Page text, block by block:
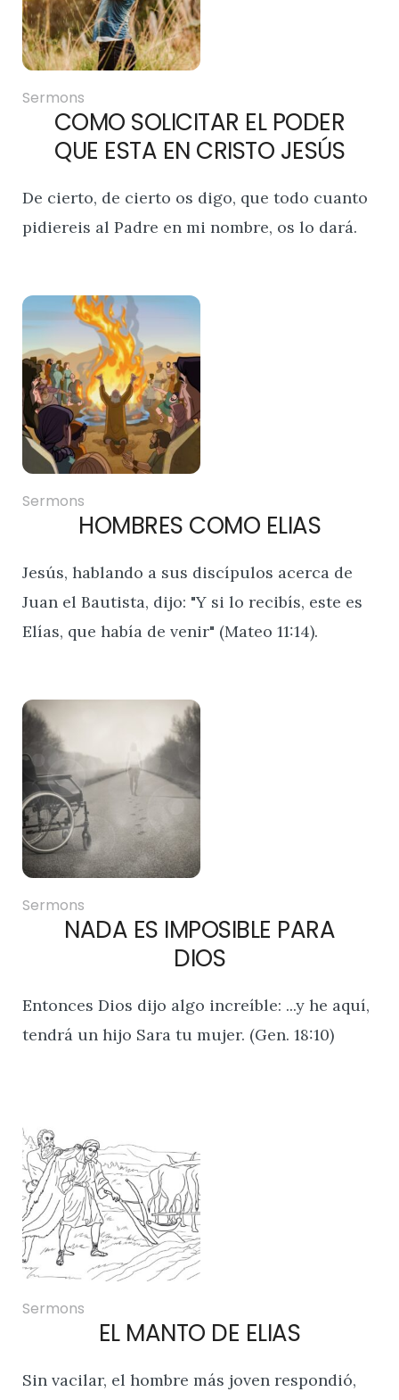
Sermons
COMO SOLICITAR EL PODER
QUE ESTA EN CRISTO JESÚS
De cierto, de cierto os digo, que todo cuanto
pidiereis al Padre en mi nombre, os lo dará.
Sermons
HOMBRES COMO ELIAS
Jesús, hablando a sus discípulos acerca de
Juan el Bautista, dijo: "Y si lo recibís, este es
Elías, que había de venir" (Mateo 11:14).
Sermons
NADA ES IMPOSIBLE PARA
DIOS
Entonces Dios dijo algo increíble: ...y he aquí,
tendrá un hijo Sara tu mujer. (Gen. 18:10)
Sermons
EL MANTO DE ELIAS
Sin vacilar, el hombre más joven respondió,